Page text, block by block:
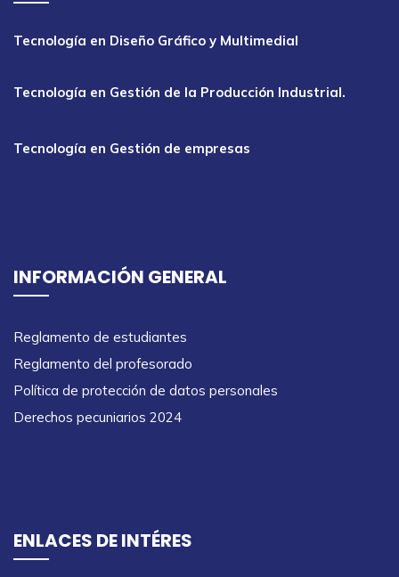
Tecnología en Diseño Gráfico y Multimedial
Tecnología en Gestión de la Producción Industrial.
Tecnología en Gestión de empresas
INFORMACIÓN GENERAL
Reglamento de estudiantes
Reglamento del profesorado
Política de protección de datos personales
Derechos pecuniarios 2024
ENLACES DE INTÉRES